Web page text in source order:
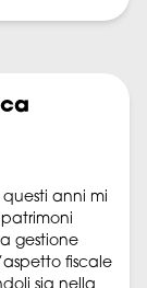
anni mi
gestione
fiscale